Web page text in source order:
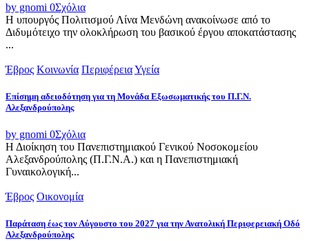
by gnomi 0Σχόλια
Η υπουργός Πολιτισμού Λίνα Μενδώνη ανακοίνωσε από το
Διδυμότειχο την ολοκλήρωση του βασικού έργου αποκατάστασης
...
Έβρος Κοινωνία ΠεριφέρειαΥγεία
Επίσημη αδειοδότηση για τη Μονάδα Εξωσωματικής του Π.Γ.Ν.
Αλεξανδρούπολης
by gnomi 0Σχόλια
Η Διοίκηση του Πανεπιστημιακού Γενικού Νοσοκομείου
Αλεξανδρούπολης (Π.Γ.Ν.Α.) και η Πανεπιστημιακή
Γυναικολογική...
Έβρος Οικονομία
Παράταση έως τον Αύγουστο του 2027 για την Ανατολική Περιφερειακή Οδό
Αλεξανδρούπολης